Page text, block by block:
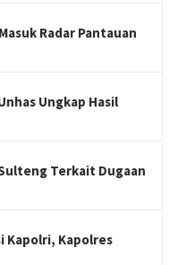
Radar Pantauan
Ungkap Hasil
Terkait Dugaan
Kapolri, Kapolres